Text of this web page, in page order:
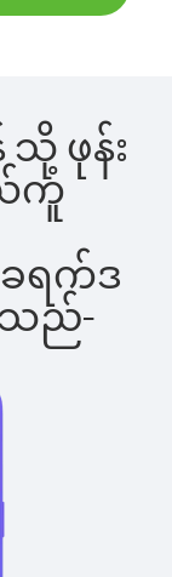
သို့ ဖုန်း
ကူ
ခရက်ဒ
သည်-